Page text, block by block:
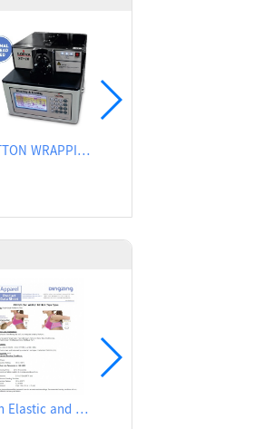
BUTTON WRAPPING AND KNOTTING M/C
High Elastic and Good Recovery Hot Melt Film